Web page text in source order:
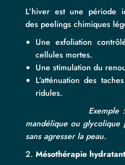
L’hiver est une période
des peelings chimiques
Une exfoliation
cellules mortes.
Une stimulation du
L’atténuation des
ridules.
Exemple
mandélique ou glycolique
sans agresser la peau.
Mésothérapie